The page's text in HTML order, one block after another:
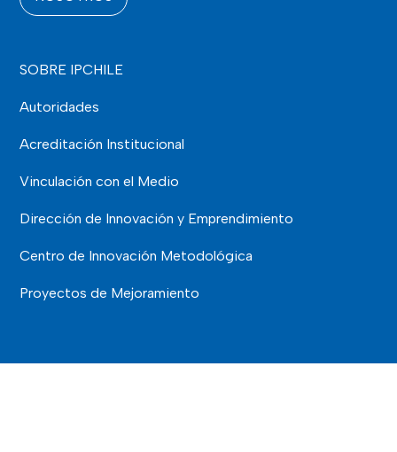
SOBRE IPCHILE
Autoridades
Acreditación Institucional
Vinculación con el Medio
Dirección de Innovación y Emprendimiento
Centro de Innovación Metodológica
Proyectos de Mejoramiento